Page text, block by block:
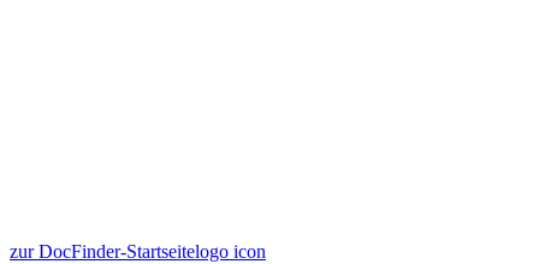
zur DocFinder-Startseitelogo icon